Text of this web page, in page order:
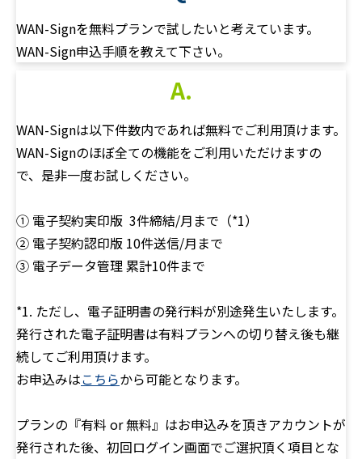
WAN-Signを無料プランで試したいと考えています。
WAN-Sign申込手順を教えて下さい。
A.
WAN-Signは以下件数内であれば無料でご利用頂けます。
WAN-Signのほぼ全ての機能をご利用いただけますの
で、是非一度お試しください。
① 電子契約実印版 3件締結/月まで（*1）
② 電子契約認印版 10件送信/月まで
③ 電子データ管理 累計10件まで
*1. ただし、電子証明書の発行料が別途発生いたします。
発行された電子証明書は有料プランへの切り替え後も継
続してご利用頂けます。
お申込みはこちらから可能となります。
プランの『有料 or 無料』はお申込みを頂きアカウントが
発行された後、初回ログイン画面でご選択頂く項目とな